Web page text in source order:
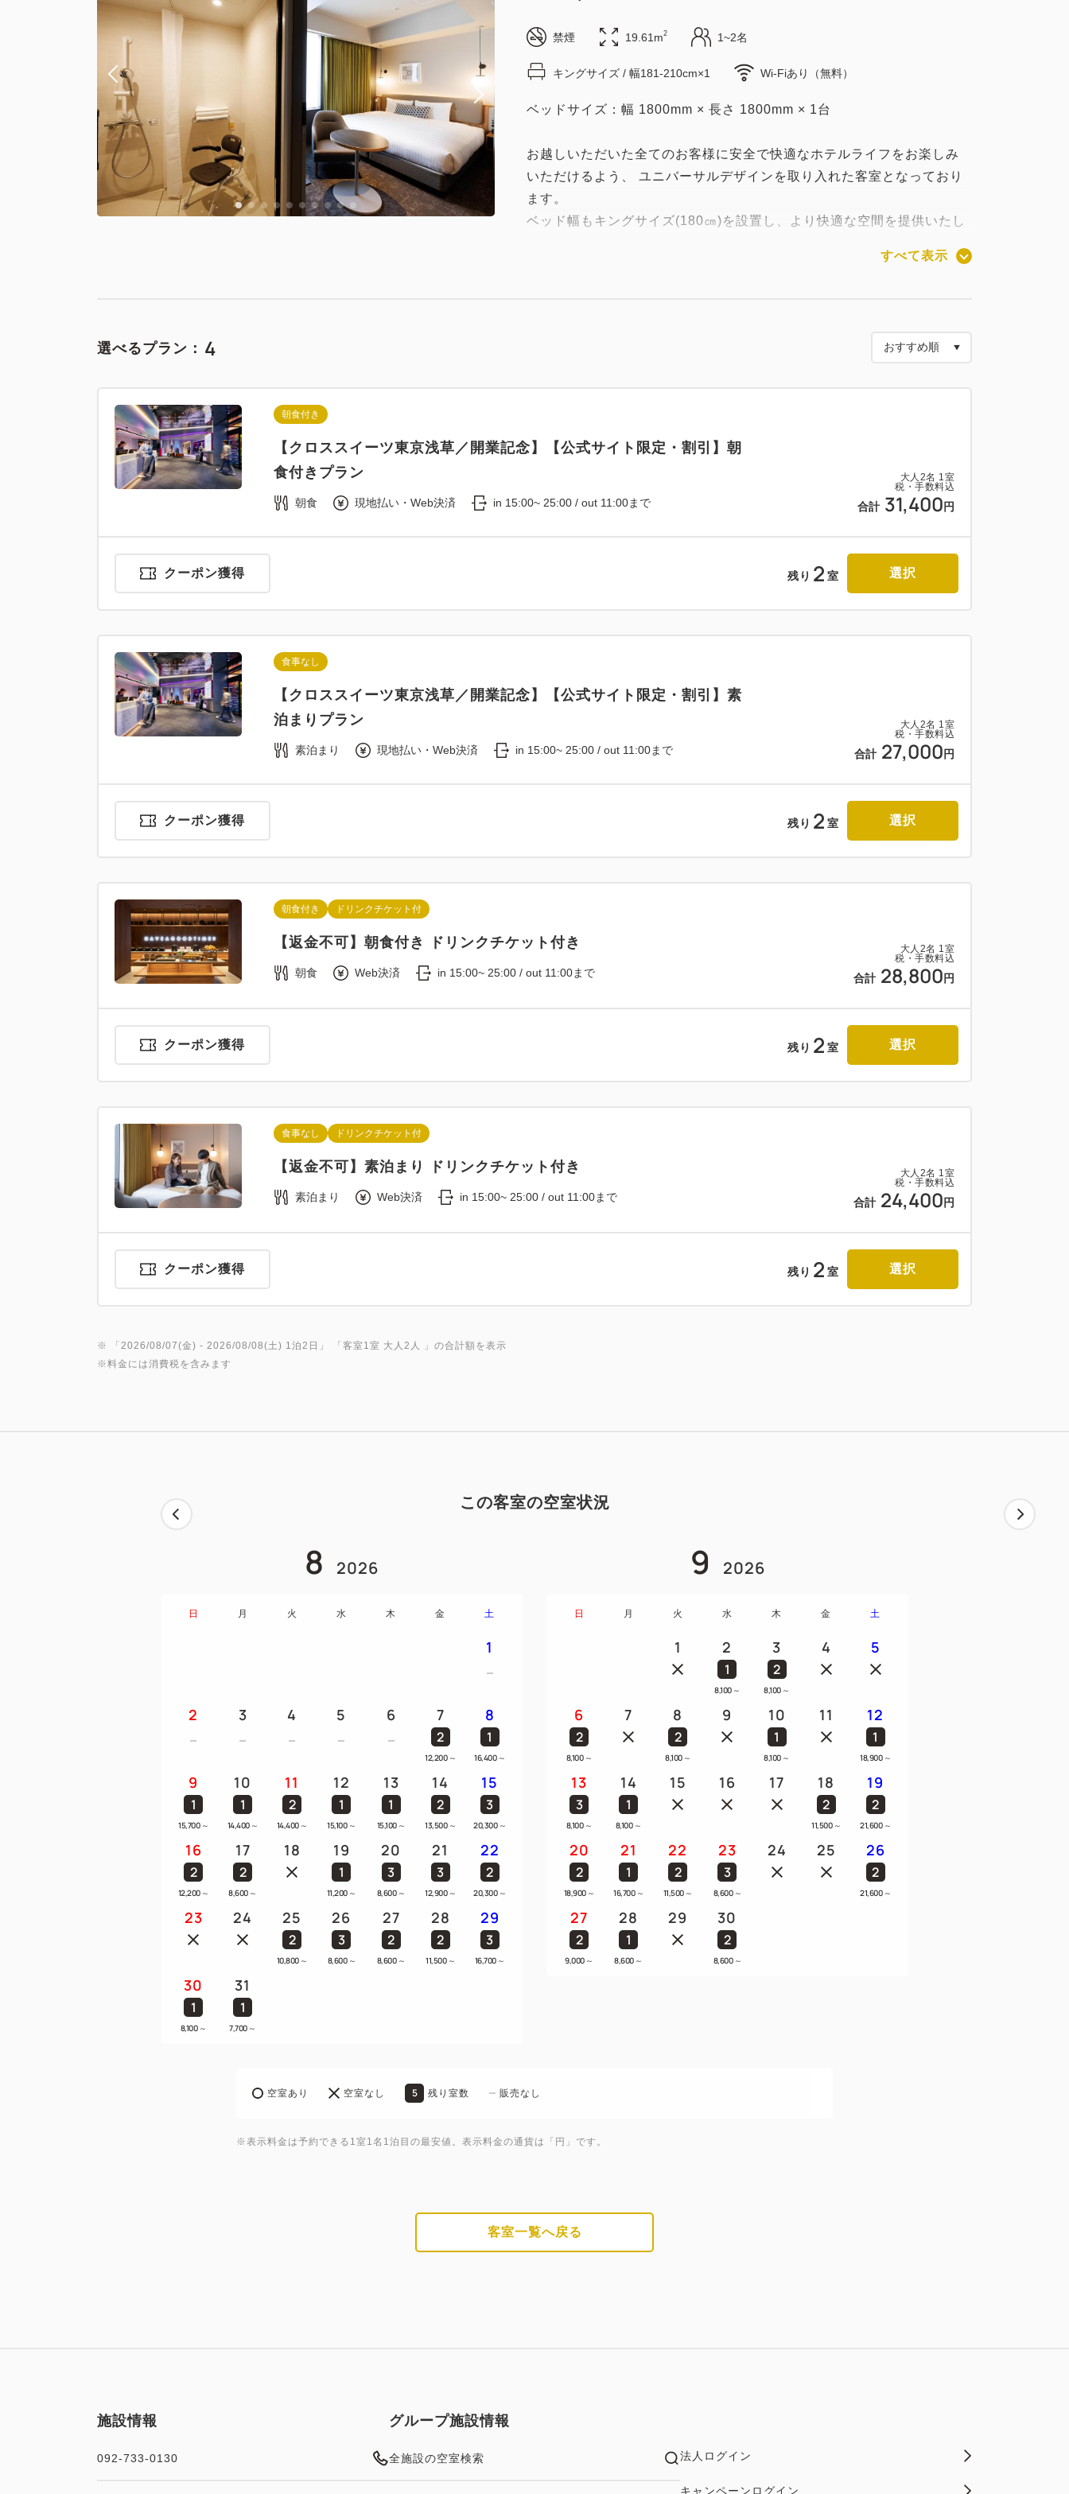
禁煙 19.61m2 1~2名
キングサイズ / 幅181-210cm×1 Wi-Fiあり（無料）
ベッドサイズ：幅 1800mm × 長さ 1800mm × 1台
お越しいただいた全てのお客様に安全で快適なホテルライフをお楽しみ
いただけるよう、 ユニバーサルデザインを取り入れた客室となっており
ます。
ベッド幅もキングサイズ(180㎝)を設置し、より快適な空間を提供いたし
アメニティーバー
洗浄機付きトイレ,加湿空気清浄機,セキュリティボックス,スマート
TV（NETFLIX,U-NEXT,Hulu,YouTubeなど視聴可能）、
すべて表示
選べるプラン： 4
大人 2名 1室
税・手数料込
合計 31,400 円
朝食付き
【クロススイーツ東京浅草／開業記念】【公式サイト限定・割引】朝
食付きプラン
朝食 現地払い・Web決済 in 15:00~ 25:00 / out 11:00まで
クーポン獲得 残り 2 室 選択
大人 2名 1室
税・手数料込
合計 27,000 円
食事なし
【クロススイーツ東京浅草／開業記念】【公式サイト限定・割引】素
泊まりプラン
素泊まり 現地払い・Web決済 in 15:00~ 25:00 / out 11:00まで
クーポン獲得 残り 2 室 選択
大人 2名 1室
税・手数料込
合計 28,800 円
朝食付き ドリンクチケット付
【返金不可】朝食付き ドリンクチケット付き
朝食 Web決済 in 15:00~ 25:00 / out 11:00まで
クーポン獲得 残り 2 室 選択
大人 2名 1室
税・手数料込
合計 24,400 円
食事なし ドリンクチケット付
【返金不可】素泊まり ドリンクチケット付き
素泊まり Web決済 in 15:00~ 25:00 / out 11:00まで
クーポン獲得 残り 2 室 選択
※ 「 2026/08/07(金) - 2026/08/08(土) 1泊2日 」 「 客室1室 大人2人
」の合計額を表示
※料金には消費税を含みます
この客室の空室状況
8 2026
日 月 火 水 木 金 土
1
2 3 4 5 6 7
2
12,200 ～
8
1
16,400 ～
9
1
15,700 ～
10
1
14,400 ～
11
2
14,400 ～
12
1
15,100 ～
13
1
15,100 ～
14
2
13,500 ～
15
3
20,300 ～
16
2
12,200 ～
17
2
8,600 ～
18 19
1
11,200 ～
20
3
8,600 ～
21
3
12,900 ～
22
2
20,300 ～
23 24 25
2
10,800 ～
26
3
8,600 ～
27
2
8,600 ～
28
2
11,500 ～
29
3
16,700 ～
30
1
8,100 ～
31
1
7,700 ～
9 2026
日 月 火 水 木 金 土
1 2
1
8,100 ～
3
2
8,100 ～
4 5
6
2
8,100 ～
7 8
2
8,100 ～
9 10
1
8,100 ～
11 12
1
18,900 ～
13
3
8,100 ～
14
1
8,100 ～
15 16 17 18
2
11,500 ～
19
2
21,600 ～
20
2
18,900 ～
21
1
16,700 ～
22
2
11,500 ～
23
3
8,600 ～
24 25 26
2
21,600 ～
27
2
9,000 ～
28
1
8,600 ～
29 30
2
8,600 ～
空室あり 空室なし 5 残り室数 販売なし
※表示料金は予約できる1室1名1泊目の最安値。表示料金の通貨は「円」です。
客室一覧へ戻る
施設情報
092-733-0130
グループ施設情報
全施設の空室検索 法人ログイン
キャンペーンログイン